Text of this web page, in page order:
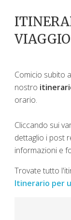
VIAGGIO
Comicio subito
nostro
orario.
Cliccando sui
dettaglio i post
informazioni e
Trovate tutto
Itinerario per